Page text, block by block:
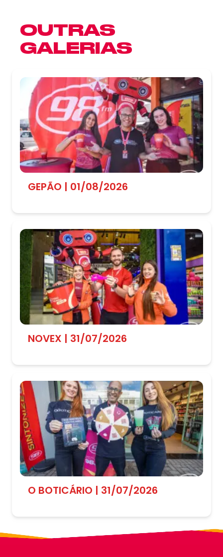
OUTRAS
GALERIAS
GEPÃO | 01/08/2026
NOVEX | 31/07/2026
O BOTICÁRIO | 31/07/2026